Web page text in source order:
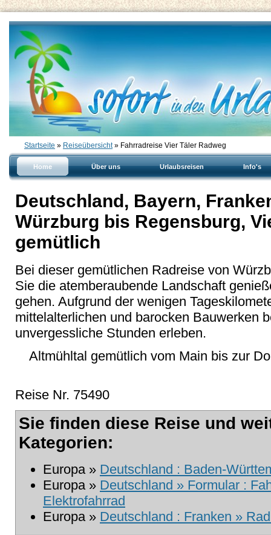
Startseite » Reiseübersicht» Fahrradreise Vier Täler Radweg
Home Über uns Urlaubsreisen Info's
Deutschland, Bayern,
Würzburg bis Regensburg,
gemütlich
Bei dieser gemütlichen Radreise von
Sie die atemberaubende Landschaft
gehen. Aufgrund der wenigen
mittelalterlichen und barocken Bauwerken
unvergessliche Stunden erleben.
Altmühltal gemütlich vom Main bis zur
Reise Nr. 75490
Sie finden diese Reise und
Kategorien:
Europa » Deutschland : Baden-
Europa » Deutschland » Formular :
Elektrofahrrad
Europa » Deutschland : Franken »